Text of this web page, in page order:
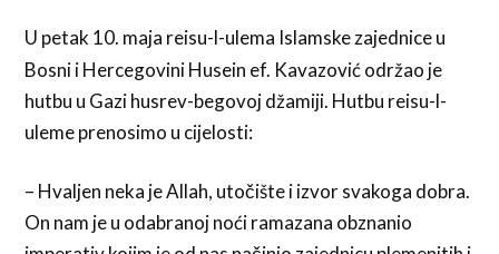
U petak 10. maja reisu-l-ulema Islamske zajednice u
Bosni i Hercegovini Husein ef. Kavazović održao je
hutbu u Gazi husrev-begovoj džamiji. Hutbu reisu-l-
uleme prenosimo u cijelosti:
– Hvaljen neka je Allah, utočište i izvor svakoga dobra.
On nam je u odabranoj noći ramazana obznanio